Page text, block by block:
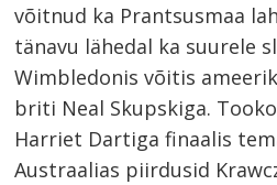
võitnud ka Prantsusmaa
tänavu lähedal ka suurele
Wimbledonis võitis
briti Neal Skupskiga.
Harriet Dartiga finaalis
Austraalias piirdusid